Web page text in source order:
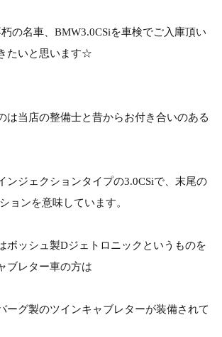
の名車、BMW3.0CSiを車検でご入庫頂い
たいと思います☆
は当店の整備士と昔からお付き合いのある
ンジェクションタイプの3.0CSiで、末尾の
ョンを意味しています。
ボッシュ製Dジェトロニックというものを
ブレター車の方は
ーグ製のツインキャブレターが装備されて